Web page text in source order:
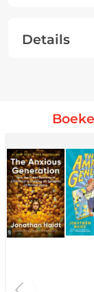
Details